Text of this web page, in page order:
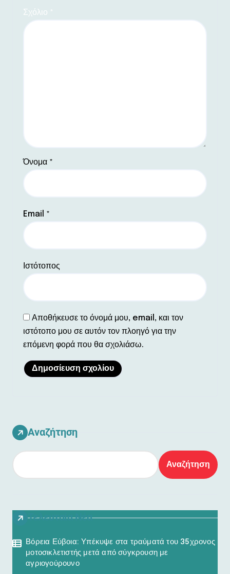
Σχόλιο *
Όνομα *
Email *
Ιστότοπος
Αποθήκευσε το όνομά μου, email, και τον
ιστότοπο μου σε αυτόν τον πλοηγό για την
επόμενη φορά που θα σχολιάσω.
Αναζήτηση
Αναζήτηση
Τελευταία Νέα
Βόρεια Εύβοια: Υπέκυψε στα τραύματά του 35χρονος
μοτοσικλετιστής μετά από σύγκρουση με
αγριογούρουνο